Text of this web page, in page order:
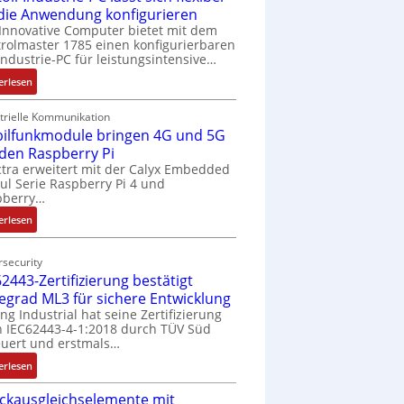
Anwendung konfigurieren
Computer bietet mit dem
1785 einen konfigurierbaren
PC für leistungsintensive…
:
1
9
-
Z
o
l
l
-
I
d
u
s
t
r
i
e
Kommunikation
bringen 4G und 5G
Raspberry Pi
erweitert mit der Calyx Embedded
Serie Raspberry Pi 4 und
:
M
b
i
l
f
u
n
k
Zertifizierung bestätigt
ML3 für sichere Entwicklung
Industrial hat seine Zertifizierung
IEC62443-4-1:2018 durch TÜV Süd
und erstmals…
:
I
E
mit